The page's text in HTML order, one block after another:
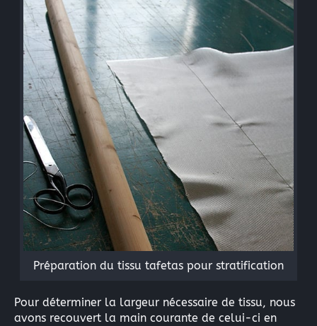
Préparation du tissu tafetas pour stratification
Pour déterminer la largeur nécessaire de tissu, nous
avons recouvert la main courante de celui-ci en